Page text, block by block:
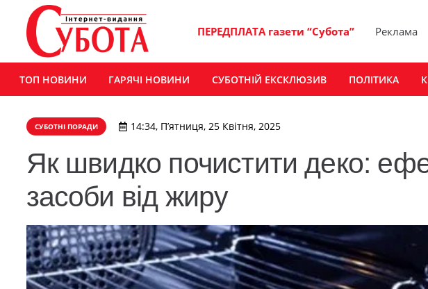
ПЕРЕДПЛАТА газети “Субота” Реклама
ТОП НОВИНИ ГАРЯЧІ НОВИНИ СУБОТНІЙ ЕКСКЛЮЗИВ ПОЛІТИКА
СУБОТНІ ПОРАДИ 14:34, П’ятниця, 25 Квітня, 2025
Як швидко почистити деко:
засоби від жиру